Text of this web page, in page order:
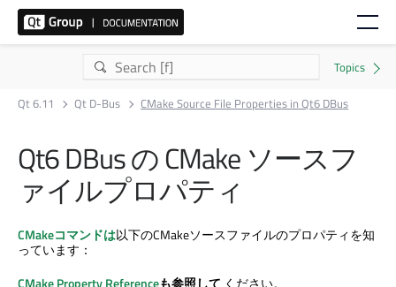
Qt 6.11 Qt D-Bus CMake Source File Properties in Qt6 DBus
Qt6 DBus の CMake ソースフ
ァイルプロパティ
CMakeコマンドは以下のCMakeソースファイルのプロパティを知
っています：
CMake Property Referenceも参照して ください。